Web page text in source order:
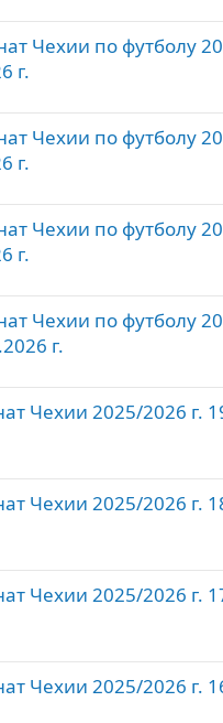
Чехии по футболу
г.
Чехии по футболу
г.
Чехии по футболу
г.
Чехии по футболу
г.
Чехии 2025/2026 г.
Чехии 2025/2026 г.
Чехии 2025/2026 г.
Чехии 2025/2026 г.